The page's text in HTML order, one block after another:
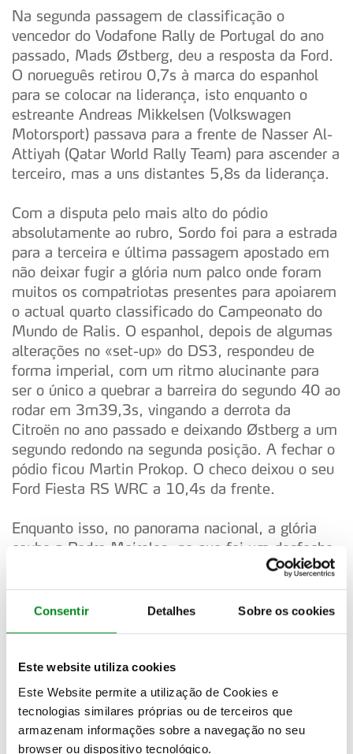
Consentir Detalhes Sobre os cookies
Este website utiliza cookies
Este Website permite a utilização de Cookies e
tecnologias similares próprias ou de terceiros que
armazenam informações sobre a navegação no seu
browser ou dispositivo tecnológico.
Na segunda passagem de classificação o
vencedor do Vodafone Rally de Portugal do ano
passado, Mads Østberg, deu a resposta da Ford.
O norueguês retirou 0,7s à marca do espanhol
para se colocar na liderança, isto enquanto o
estreante Andreas Mikkelsen (Volkswagen
Motorsport) passava para a frente de Nasser Al-
Attiyah (Qatar World Rally Team) para ascender a
terceiro, mas a uns distantes 5,8s da liderança.
Com a disputa pelo mais alto do pódio
absolutamente ao rubro, Sordo foi para a estrada
para a terceira e última passagem apostado em
não deixar fugir a glória num palco onde foram
muitos os compatriotas presentes para apoiarem
o actual quarto classificado do Campeonato do
Mundo de Ralis. O espanhol, depois de algumas
alterações no «set-up» do DS3, respondeu de
forma imperial, com um ritmo alucinante para
ser o único a quebrar a barreira do segundo 40 ao
rodar em 3m39,3s, vingando a derrota da
Citroën no ano passado e deixando Østberg a um
segundo redondo na segunda posição. A fechar o
pódio ficou Martin Prokop. O checo deixou o seu
Ford Fiesta RS WRC a 10,4s da frente.
Enquanto isso, no panorama nacional, a glória
coube a Pedro Meireles, no que foi um desfecho
amargo para o Campeão Nacional em título
Ricardo Moura. O homem do Mitsubishi Evo IX
foi o melhor nas duas primeiras passagens, mas
de 2,7 segundos antes da última passagem,
Meireles deu tudo no troço Fafe/Lameirinha para
terminar em sexto da geral com um registo de
3m59,0s, menos sete décimos de segundo que
Moura.